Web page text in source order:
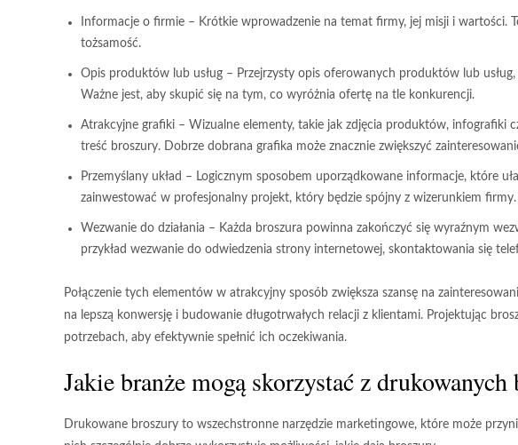
Informacje o firmie – Krótkie wprowadzenie na temat firmy, jej misji i wartości.
tożsamość.
Opis produktów lub usług – Przejrzysty opis oferowanych produktów lub
Ważne jest, aby skupić się na tym, co wyróżnia ofertę na tle konkurencji.
Atrakcyjne grafiki – Wizualne elementy, takie jak zdjęcia produktów, infografiki
treść broszury. Dobrze dobrana grafika może znacznie zwiększyć
Przemyślany układ – Logicznym sposobem uporządkowane informacje, które
zainwestować w profesjonalny projekt, który będzie spójny z wizerunkiem firmy.
Wezwanie do działania – Każda broszura powinna zakończyć się wyraźnym
przykład wezwanie do odwiedzenia strony internetowej, skontaktowania się
Połączenie tych elementów w atrakcyjny sposób zwiększa szansę na
na lepszą konwersję i budowanie długotrwałych relacji z klientami. Projektując
potrzebach, aby efektywnie spełnić ich oczekiwania.
Jakie branże mogą skorzystać z drukowanych
Drukowane broszury to wszechstronne narzędzie marketingowe, które może